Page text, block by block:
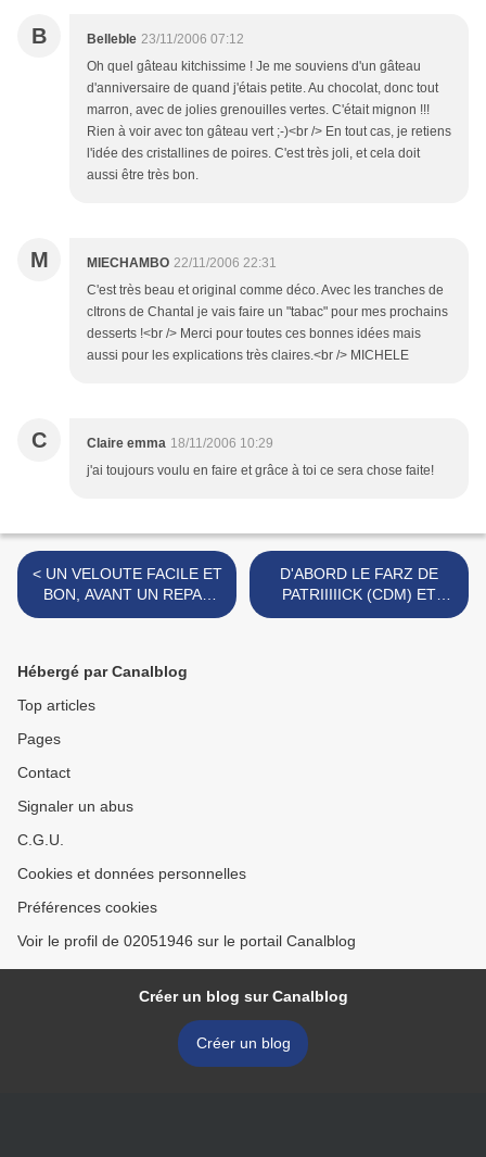
B Belleble 23/11/2006 07:12
Oh quel gâteau kitchissime ! Je me souviens d'un gâteau
d'anniversaire de quand j'étais petite. Au chocolat, donc tout
marron, avec de jolies grenouilles vertes. C'était mignon !!!
Rien à voir avec ton gâteau vert ;-)<br /> En tout cas, je retiens
l'idée des cristallines de poires. C'est très joli, et cela doit
aussi être très bon.
M MIECHAMBO 22/11/2006 22:31
C'est très beau et original comme déco. Avec les tranches de
cItrons de Chantal je vais faire un "tabac" pour mes prochains
desserts !<br /> Merci pour toutes ces bonnes idées mais
aussi pour les explications très claires.<br /> MICHELE
C Claire emma 18/11/2006 10:29
j'ai toujours voulu en faire et grâce à toi ce sera chose faite!
< UN VELOUTE FACILE ET
BON, AVANT UN REPAS
CATASTROPHE
D'ABORD LE FARZ DE
PATRIIIIICK (CDM) ET
APRES, LE PASSAGE DU
Hébergé par Canalblog
Top articles
Pages
Contact
Signaler un abus
C.G.U.
Cookies et données personnelles
Préférences cookies
Voir le profil de 02051946 sur le portail Canalblog
Créer un blog sur Canalblog
Créer un blog